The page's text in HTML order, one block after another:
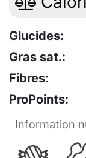
Glucides:
Gras sat.:
Fibres:
ProPoints:
Information